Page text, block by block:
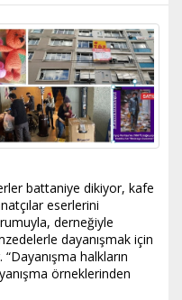
battaniye dikiyor, kafe
eserlerini
derneğiyle
dayanışmak için
halkların
örneklerinden